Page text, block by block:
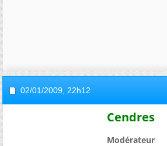
02/01/2009, 22h12
Cendres
Modérateur